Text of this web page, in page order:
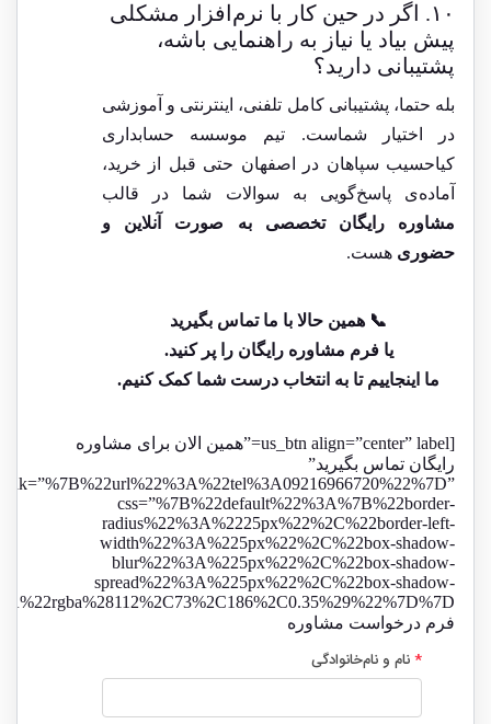
۱۰. اگر در حین کار با نرم‌افزار مشکلی
پیش بیاد یا نیاز به راهنمایی باشه،
پشتیبانی دارید؟
بله حتما، پشتیبانی کامل تلفنی، اینترنتی و آموزشی
در اختیار شماست. تیم موسسه حسابداری
کیاحسیب سپاهان در اصفهان حتی قبل از خرید،
آماده‌ی پاسخ‌گویی به سوالات شما در قالب
مشاوره رایگان تخصصی به صورت آنلاین و
حضوری هست.
📞 همین حالا با ما تماس بگیرید
یا فرم مشاوره رایگان را پر کنید.
ما اینجاییم تا به انتخاب درست شما کمک کنیم.
[us_btn align=”center” label=”همین الان برای مشاوره
رایگان تماس بگیرید”
link=”%7B%22url%22%3A%22tel%3A09216966720%22%7D”
css=”%7B%22default%22%3A%7B%22border-
radius%22%3A%2225px%22%2C%22border-left-
width%22%3A%225px%22%2C%22box-shadow-
blur%22%3A%225px%22%2C%22box-shadow-
spread%22%3A%225px%22%2C%22box-shadow-
فرم درخواست مشاوره